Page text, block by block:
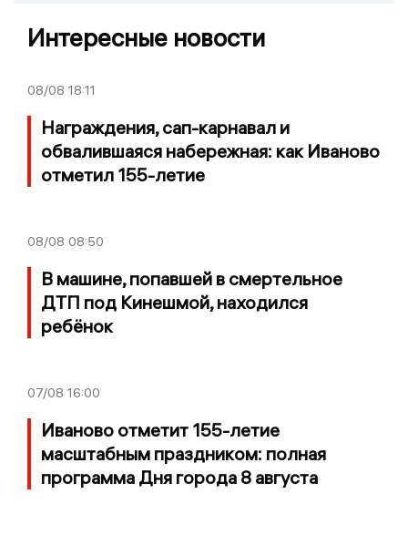
Интересные новости
08/08 18:11
Награждения, сап-карнавал и
обвалившаяся набережная: как Иваново
отметил 155-летие
08/08 08:50
В машине, попавшей в смертельное
ДТП под Кинешмой, находился
ребёнок
07/08 16:00
Иваново отметит 155-летие
масштабным праздником: полная
программа Дня города 8 августа